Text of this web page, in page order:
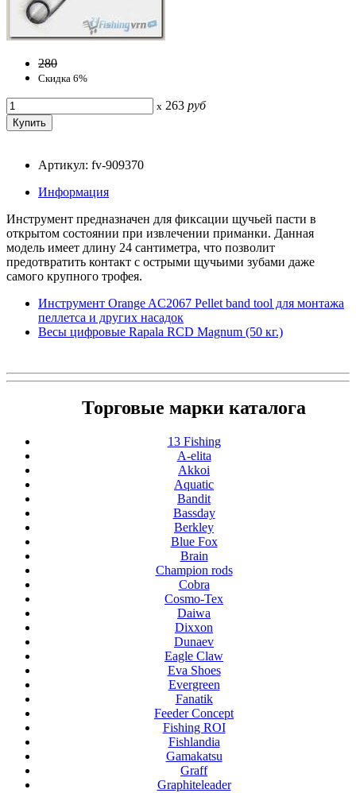
280
Скидка 6%
x 263 руб
Артикул: fv-909370
Информация
Инструмент предназначен для фиксации щучьей пасти в
открытом состоянии при извлечении приманки. Данная
модель имеет длину 24 сантиметра, что позволит
предотвратить контакт с острыми щучьими зубами даже
самого крупного трофея.
Инструмент Orange AC2067 Pellet band tool для монтажа
пеллетса и других насадок
Весы цифровые Rapala RCD Magnum (50 кг.)
Торговые марки каталога
13 Fishing
A-elita
Akkoi
Aquatic
Bandit
Bassday
Berkley
Blue Fox
Brain
Champion rods
Cobra
Cosmo-Tex
Daiwa
Dixxon
Dunaev
Eagle Claw
Eva Shoes
Evergreen
Fanatik
Feeder Concept
Fishing ROI
Fishlandia
Gamakatsu
Graff
Graphiteleader